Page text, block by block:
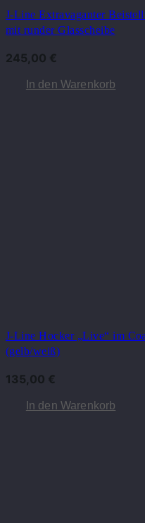
J-Line Extravaganter
mit runder Glasscheibe
245,00 €
In den Warenkorb
J-Line Hocker „Live“ im
(gelb/weiß)
135,00 €
In den Warenkorb